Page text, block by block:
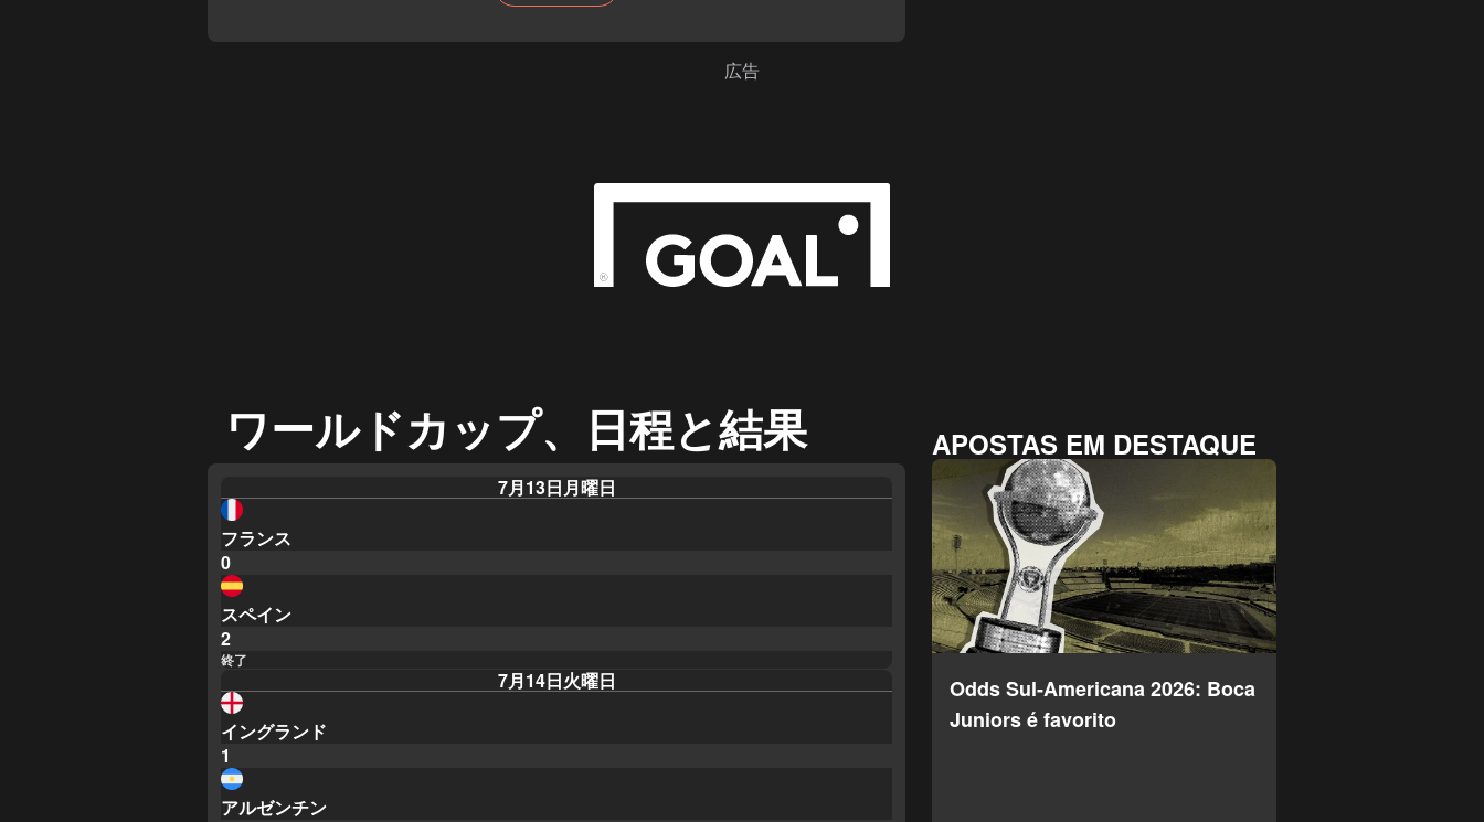
広告
ワールドカップ、日程と結果
7月13日月曜日
フランス
0
スペイン
2
終了
7月14日火曜日
イングランド
1
アルゼンチン
APOSTAS EM DESTAQUE
Odds Sul-Americana 2026: Boca
Juniors é favorito